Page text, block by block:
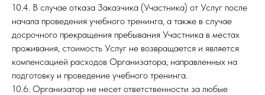
10.4. В случае отказа Заказчика (Участника) от Услуг после
начала проведения учебного тренинга, а также в случае
досрочного прекращения пребывания Участника в местах
проживания, стоимость Услуг не возвращается и является
компенсацией расходов Организатора, направленных на
подготовку и проведение учебного тренинга.
10.6. Организатор не несет ответственности за любые